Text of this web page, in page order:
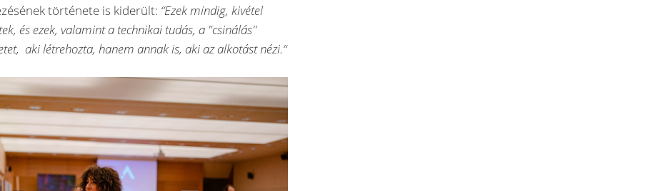
története is kiderült: “Ezek mindig, kivétel
és ezek, valamint a technikai tudás, a "csinálás"
aki létrehozta, hanem annak is, aki az alkotást nézi.“